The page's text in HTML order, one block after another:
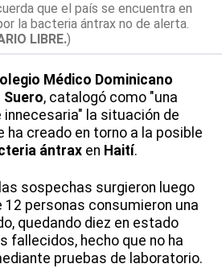
que el país se encuentra en
la bacteria ántrax no de alerta.
LIBRE.)
Médico Dominicano
Suero, catalogó como "una
la situación de
creado en torno a la posible
ántrax en Haití.
sospechas surgieron luego
12 personas consumieron una
quedando diez en estado
fallecidos, hecho que no ha
pruebas de laboratorio.